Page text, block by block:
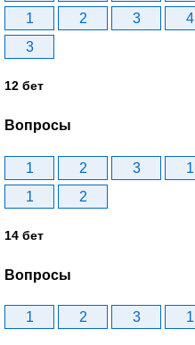
1
2 3 4
3
12 бет
Вопросы
1 2 3 1
1
2
14 бет
Вопросы
1 2 3 1